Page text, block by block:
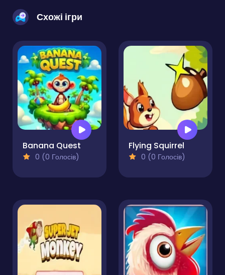
Схожі ігри
Banana Quest
0 (0 Голосів)
Flying Squirrel
0 (0 Голосів)